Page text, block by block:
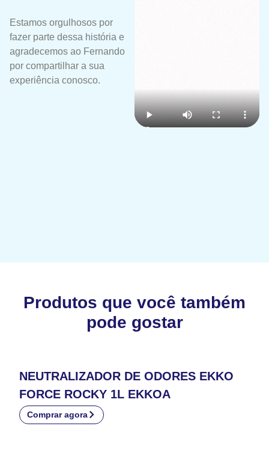
Estamos orgulhosos por
fazer parte dessa história e
agradecemos ao Fernando
por compartilhar a sua
experiência conosco.
Produtos que você também
pode gostar
NEUTRALIZADOR DE ODORES EKKO
FORCE ROCKY 1L EKKOA
Comprar agora